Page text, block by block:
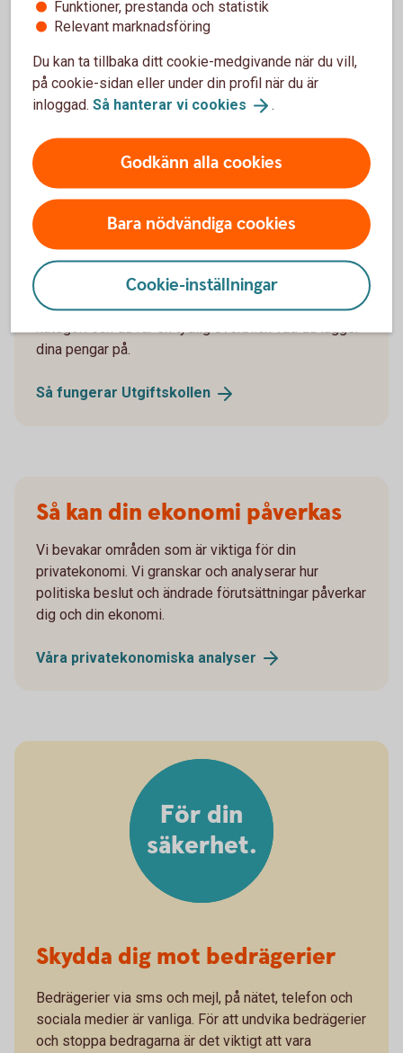
löneförhöjning du får i framtiden.
Ny på börsen?
Vill du ge dig in på aktiemarknaden finns det en
del saker att tänka på. Här kan du lära dig mer.
Få koll på dina utgifter
I vår app finns Utgiftskollen där du enkelt kan hålla
koll på alla dina utgifter. Utgifterna samlas utifrån
dina pengar på.
Så fungerar Utgiftskollen
Så kan din ekonomi påverkas
Vi bevakar områden som är viktiga för din
privatekonomi. Vi granskar och analyserar hur
politiska beslut och ändrade förutsättningar påverkar
dig och din ekonomi.
Våra privatekonomiska analyser
För din
säkerhet.
Skydda dig mot bedrägerier
Bedrägerier via sms och mejl, på nätet, telefon och
sociala medier är vanliga. För att undvika bedrägerier
och stoppa bedragarna är det viktigt att vara
Funktioner, prestanda och statistik
Relevant marknadsföring
Du kan ta tillbaka ditt cookie-medgivande när du vill,
på cookie-sidan eller under din profil när du är
inloggad. Så hanterar vi cookies .
Godkänn alla cookies
Bara nödvändiga cookies
Cookie-inställningar